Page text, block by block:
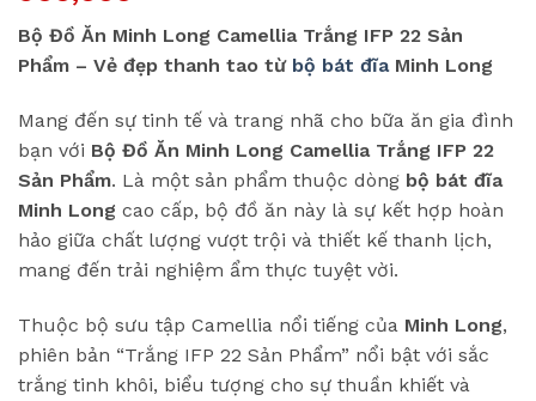
Bộ Đồ Ăn Minh Long Camellia Trắng IFP 22 Sản
Phẩm – Vẻ đẹp thanh tao từ bộ bát đĩaMinh Long
Mang đến sự tinh tế và trang nhã cho bữa ăn gia đình
bạn với Bộ Đồ Ăn Minh Long Camellia Trắng IFP 22
Sản Phẩm. Là một sản phẩm thuộc dòng bộ bát đĩa
Minh Long cao cấp, bộ đồ ăn này là sự kết hợp hoàn
hảo giữa chất lượng vượt trội và thiết kế thanh lịch,
mang đến trải nghiệm ẩm thực tuyệt vời.
Thuộc bộ sưu tập Camellia nổi tiếng của Minh Long,
phiên bản “Trắng IFP 22 Sản Phẩm” nổi bật với sắc
trắng tinh khôi, biểu tượng cho sự thuần khiết và